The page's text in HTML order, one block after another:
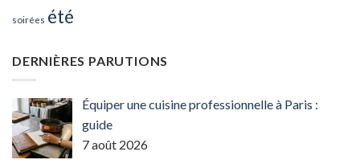
soirées été
DERNIÈRES PARUTIONS
Équiper une cuisine professionnelle à Paris :
guide
7 août 2026